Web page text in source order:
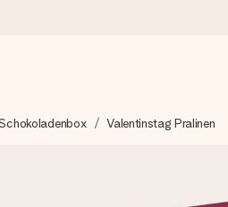
es blitzschnell – damit du
Valentinstag Pralinen